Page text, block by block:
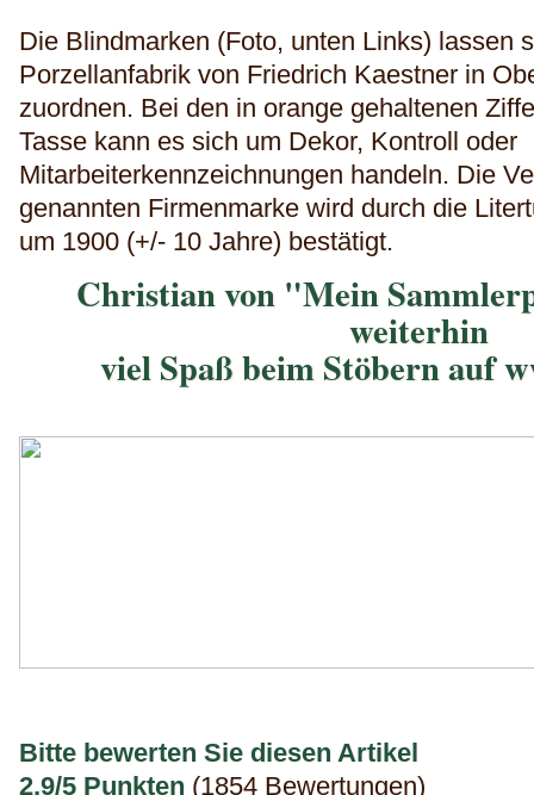
Die Blindmarken (Foto, unten Links) lassen
Porzellanfabrik von Friedrich Kaestner in
zuordnen. Bei den in orange gehaltenen
Tasse kann es sich um Dekor, Kontroll oder
Mitarbeiterkennzeichnungen handeln. Die
genannten Firmenmarke wird durch die
um 1900 (+/- 10 Jahre) bestätigt.
Christian von "Mein
weiterhin
viel Spaß beim Stöbern auf
Bitte bewerten Sie diesen Artikel
2.9/5 Punkten (1854 Bewertungen)